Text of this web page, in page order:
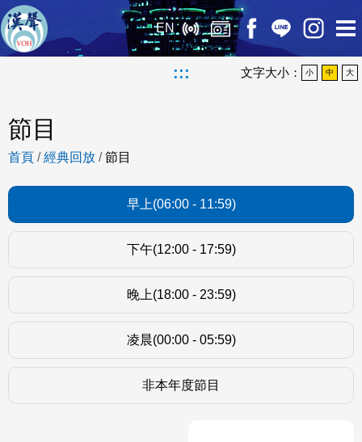
EN
::: 文字大小： 小 中 大
節目
首頁 /經典回放 /節目
早上(06:00 - 11:59)
下午(12:00 - 17:59)
晚上(18:00 - 23:59)
凌晨(00:00 - 05:59)
非本年度節目